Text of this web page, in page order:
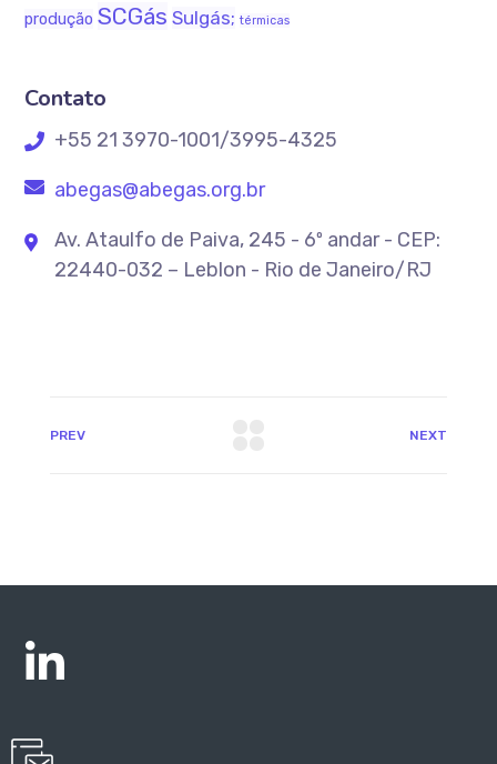
produção SCGás Sulgás; térmicas
Contato
+55 21 3970-1001/3995-4325
abegas@abegas.org.br
Av. Ataulfo de Paiva, 245 - 6º andar - CEP:
22440-032 – Leblon - Rio de Janeiro/RJ
PREV NEXT